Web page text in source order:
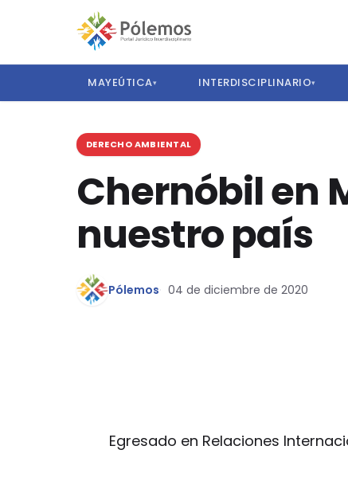
MAYEÚTICA▾ INTERDISCIPLINARIO▾
DERECHO AMBIENTAL
Chernóbil en
nuestro país
Pólemos 04 de diciembre de 2020
Egresado en Relaciones